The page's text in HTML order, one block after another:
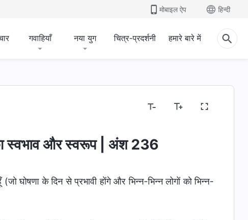
मोबाइल ऐप हिन्दी
गवाहियाँ नया युग चित्र-प्रदर्शनी हमारे बारे में
स्वभाव और स्वरूप | अंश 236
घोषणा के दिन से प्रभावी होंगे और भिन्न-भिन्न लोगों को भिन्न-